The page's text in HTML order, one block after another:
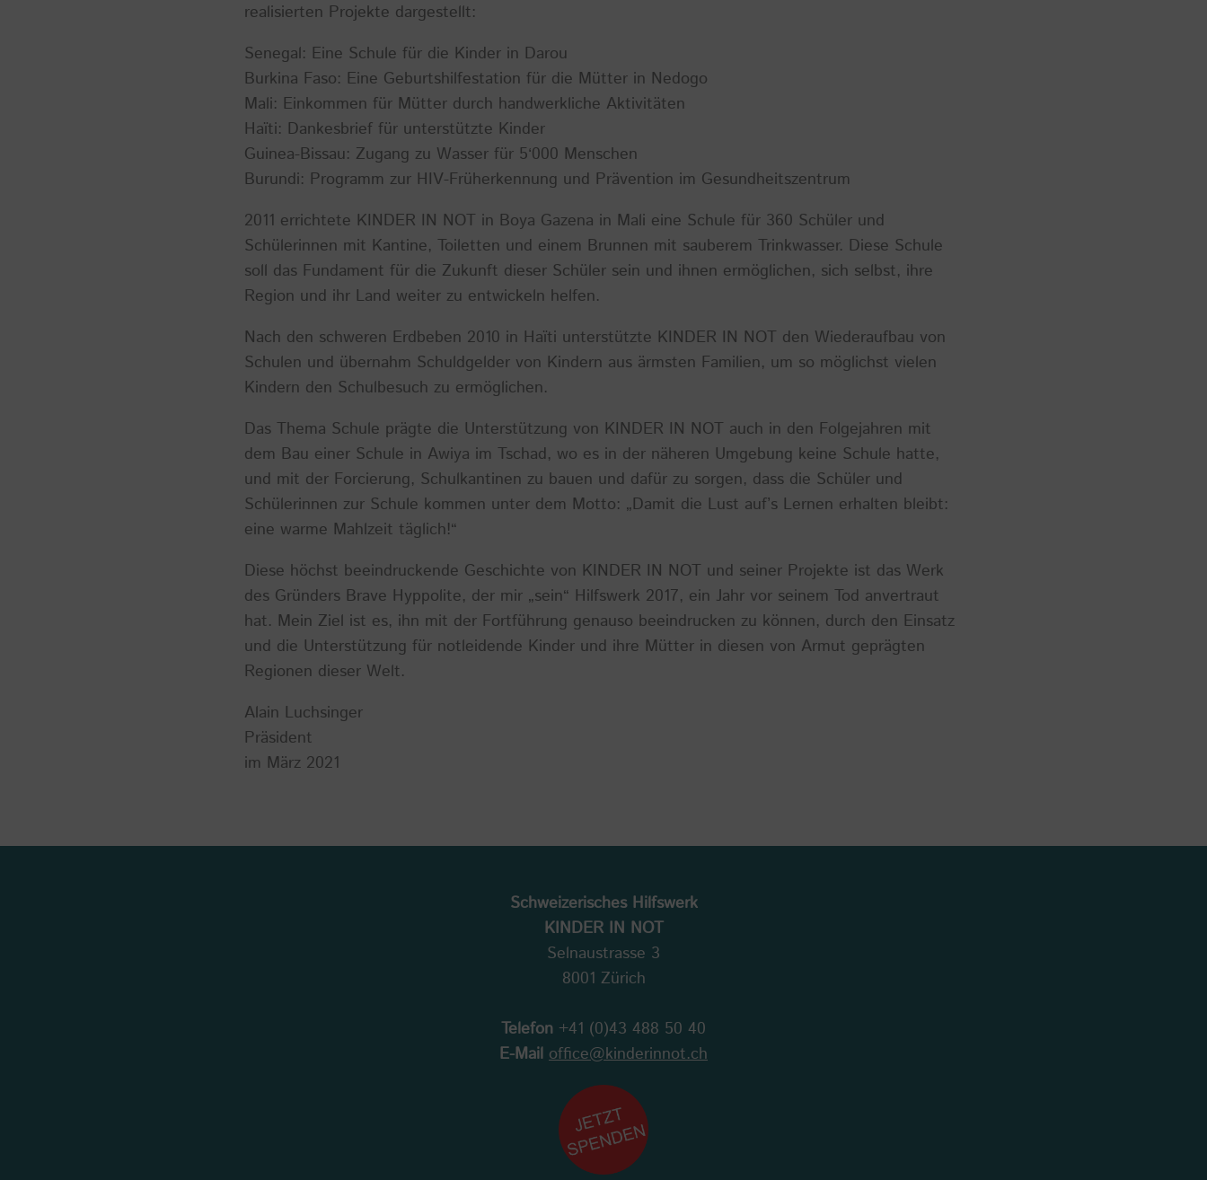
realisierten Projekte dargestellt:
Senegal: Eine Schule für die Kinder in Darou
Burkina Faso: Eine Geburtshilfestation für die Mütter in Nedogo
Mali: Einkommen für Mütter durch handwerkliche Aktivitäten
Haïti: Dankesbrief für unterstützte Kinder
Guinea-Bissau: Zugang zu Wasser für 5‘000 Menschen
Burundi: Programm zur HIV-Früherkennung und Prävention im Gesundheitszentrum
2011 errichtete KINDER IN NOT in Boya Gazena in Mali eine Schule für 360 Schüler und
Schülerinnen mit Kantine, Toiletten und einem Brunnen mit sauberem Trinkwasser. Diese Schule
soll das Fundament für die Zukunft dieser Schüler sein und ihnen ermöglichen, sich selbst, ihre
Region und ihr Land weiter zu entwickeln helfen.
Nach den schweren Erdbeben 2010 in Haïti unterstützte KINDER IN NOT den Wiederaufbau von
Schulen und übernahm Schuldgelder von Kindern aus ärmsten Familien, um so möglichst vielen
Kindern den Schulbesuch zu ermöglichen.
Das Thema Schule prägte die Unterstützung von KINDER IN NOT auch in den Folgejahren mit
dem Bau einer Schule in Awiya im Tschad, wo es in der näheren Umgebung keine Schule hatte,
und mit der Forcierung, Schulkantinen zu bauen und dafür zu sorgen, dass die Schüler und
Schülerinnen zur Schule kommen unter dem Motto: „Damit die Lust auf’s Lernen erhalten bleibt:
eine warme Mahlzeit täglich!“
Diese höchst beeindruckende Geschichte von KINDER IN NOT und seiner Projekte ist das Werk
des Gründers Brave Hyppolite, der mir „sein“ Hilfswerk 2017, ein Jahr vor seinem Tod anvertraut
hat. Mein Ziel ist es, ihn mit der Fortführung genauso beeindrucken zu können, durch den Einsatz
und die Unterstützung für notleidende Kinder und ihre Mütter in diesen von Armut geprägten
Regionen dieser Welt.
Alain Luchsinger
Präsident
im März 2021
Schweizerisches Hilfswerk
KINDER IN NOT
Selnaustrasse 3
8001 Zürich
Telefon +41 (0)43 488 50 40
E-Mail office@kinderinnot.ch